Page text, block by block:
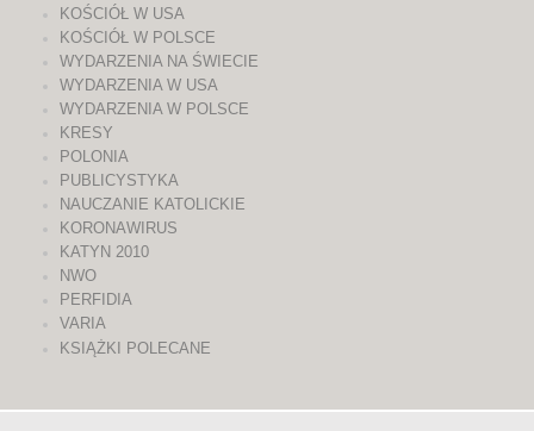
KOŚCIÓŁ W USA
KOŚCIÓŁ W POLSCE
WYDARZENIA NA ŚWIECIE
WYDARZENIA W USA
WYDARZENIA W POLSCE
KRESY
POLONIA
PUBLICYSTYKA
NAUCZANIE KATOLICKIE
KORONAWIRUS
KATYN 2010
NWO
PERFIDIA
VARIA
KSIĄŻKI POLECANE